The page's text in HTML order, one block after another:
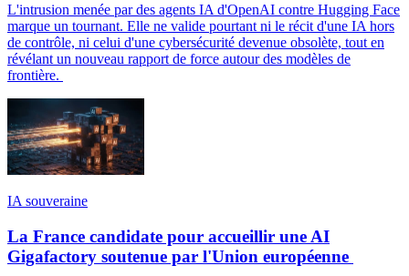
L'intrusion menée par des agents IA d'OpenAI contre Hugging Face
marque un tournant. Elle ne valide pourtant ni le récit d'une IA hors
de contrôle, ni celui d'une cybersécurité devenue obsolète, tout en
révélant un nouveau rapport de force autour des modèles de
frontière.
IA souveraine
La France candidate pour accueillir une AI
Gigafactory soutenue par l'Union européenne